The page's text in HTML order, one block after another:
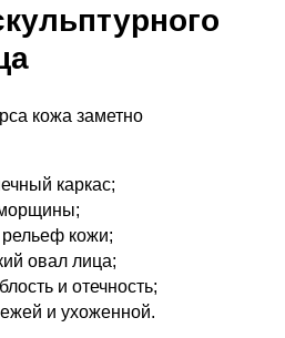
кожа заметно
каркас;
кожи;
овал лица;
и отечность;
и ухоженной.